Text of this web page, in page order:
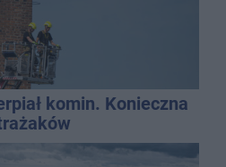
komin. Konieczna